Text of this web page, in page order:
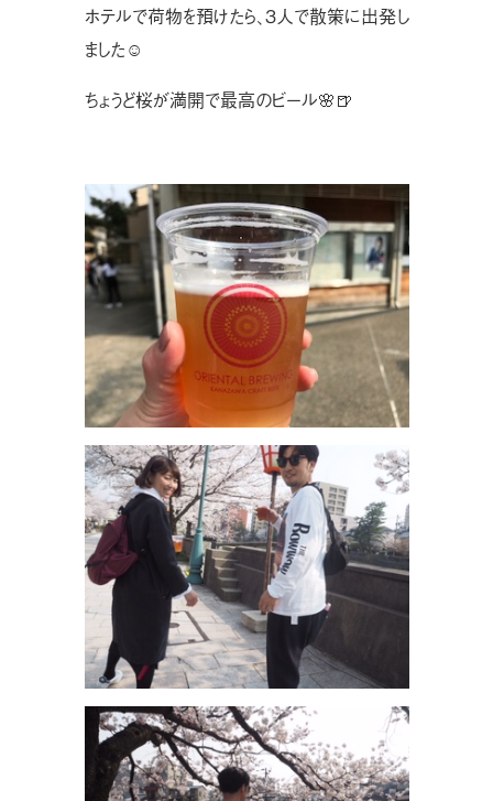
ホテルで荷物を預けたら、３人で散策に出発し
ました☺︎
ちょうど桜が満開で最高のビール🌸🍺